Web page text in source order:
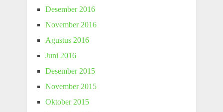
Desember 2016
November 2016
Agustus 2016
Juni 2016
Desember 2015
November 2015
Oktober 2015